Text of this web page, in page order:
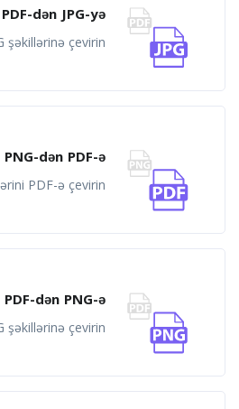
PDF-dən JPG-yə
şəkillərinə çevirin
PNG-dən PDF-ə
PDF-ə çevirin
PDF-dən PNG-ə
şəkillərinə çevirin